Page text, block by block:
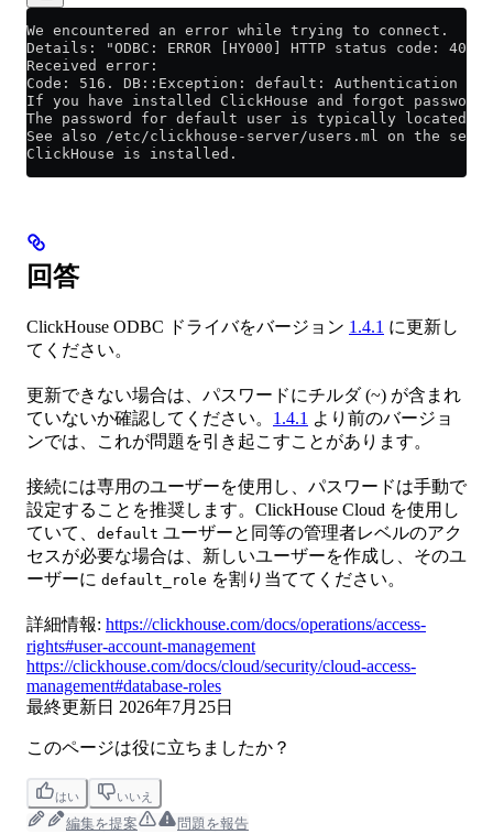
We encountered an error while trying to connect.
Details: "ODBC: ERROR [HY000] HTTP status code: 403
Received error:
Code: 516. DB::Exception: default: Authentication
If you have installed ClickHouse and forgot
The password for default user is typically located
See also /etc/clickhouse-server/users.ml on the
ClickHouse is installed.
回答
ClickHouse ODBC ドライバをバージョン 1.4.1 に更新し
てください。
更新できない場合は、パスワードにチルダ (~) が含まれ
ていないか確認してください。 1.4.1 より前のバージョ
ンでは、これが問題を引き起こすことがあります。
接続には専用のユーザーを使用し、パスワードは手動で
設定することを推奨します。ClickHouse Cloud を使用し
ていて、 default ユーザーと同等の管理者レベルのアク
セスが必要な場合は、新しいユーザーを作成し、そのユ
ーザーに default_role を割り当ててください。
詳細情報: https://clickhouse.com/docs/operations/access-
rights#user-account-management
https://clickhouse.com/docs/cloud/security/cloud-access-
management#database-roles
最終更新日 2026年7月25日
このページは役に立ちましたか？
はい いいえ
編集を提案 問題を報告